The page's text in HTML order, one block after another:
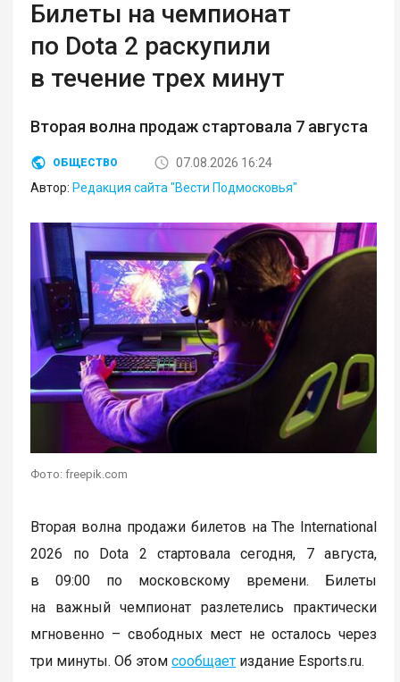
Билеты на чемпионат
по Dota 2 раскупили
в течение трех минут
Вторая волна продаж стартовала 7 августа
ОБЩЕСТВО
07.08.2026 16:24
Автор: Редакция сайта "Вести Подмосковья"
Фото: freepik.com
Вторая волна продажи билетов на The International
2026 по Dota 2 стартовала сегодня, 7 августа,
в 09:00 по московскому времени. Билеты
на важный чемпионат разлетелись практически
мгновенно – свободных мест не осталось через
три минуты. Об этомсообщает издание Esports.ru.